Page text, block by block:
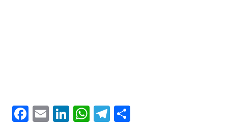
Facebook
EmailLinkedIn
WhatsApp
Telegram